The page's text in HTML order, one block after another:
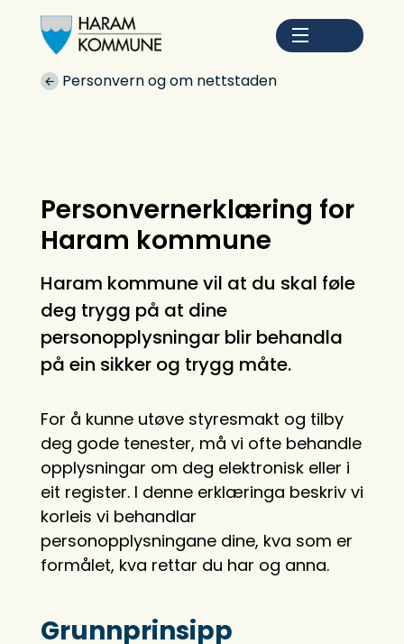
Du er her:
Personvern og om nettstaden
Personvernerklæring for
Haram kommune
Haram kommune vil at du skal føle
deg trygg på at dine
personopplysningar blir behandla
på ein sikker og trygg måte.
For å kunne utøve styresmakt og tilby
deg gode tenester, må vi ofte behandle
opplysningar om deg elektronisk eller i
eit register. I denne erklæringa beskriv vi
korleis vi behandlar
personopplysningane dine, kva som er
formålet, kva rettar du har og anna.
Grunnprinsipp